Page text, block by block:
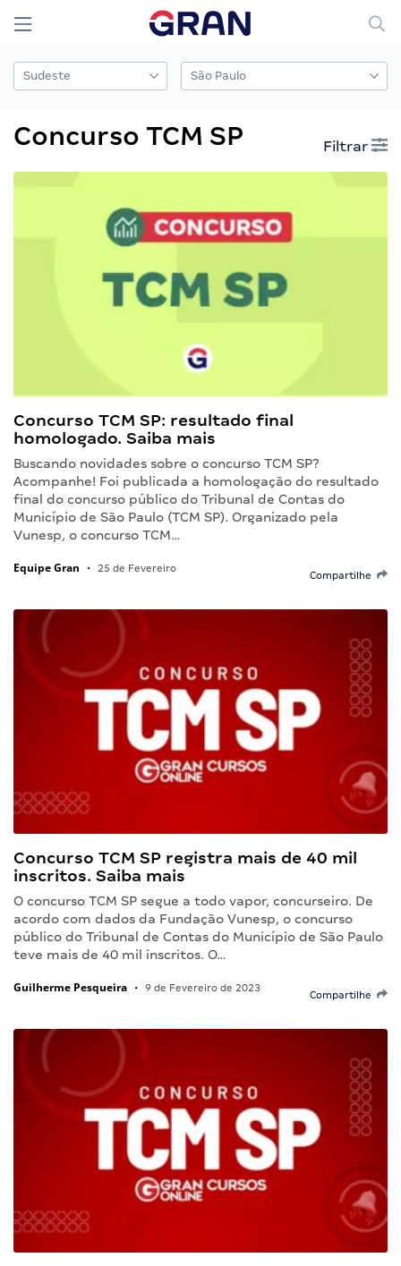
Concurso TCM SP Filtrar
Concurso TCM SP: resultado final
homologado. Saiba mais
Buscando novidades sobre o concurso TCM SP?
Acompanhe! Foi publicada a homologação do resultado
final do concurso público do Tribunal de Contas do
Município de São Paulo (TCM SP). Organizado pela
Vunesp, o concurso TCM…
Equipe Gran • 25 de Fevereiro
Compartilhe
Concurso TCM SP registra mais de 40 mil
inscritos. Saiba mais
O concurso TCM SP segue a todo vapor, concurseiro. De
acordo com dados da Fundação Vunesp, o concurso
público do Tribunal de Contas do Município de São Paulo
teve mais de 40 mil inscritos. O…
Guilherme Pesqueira • 9 de Fevereiro de 2023
Compartilhe